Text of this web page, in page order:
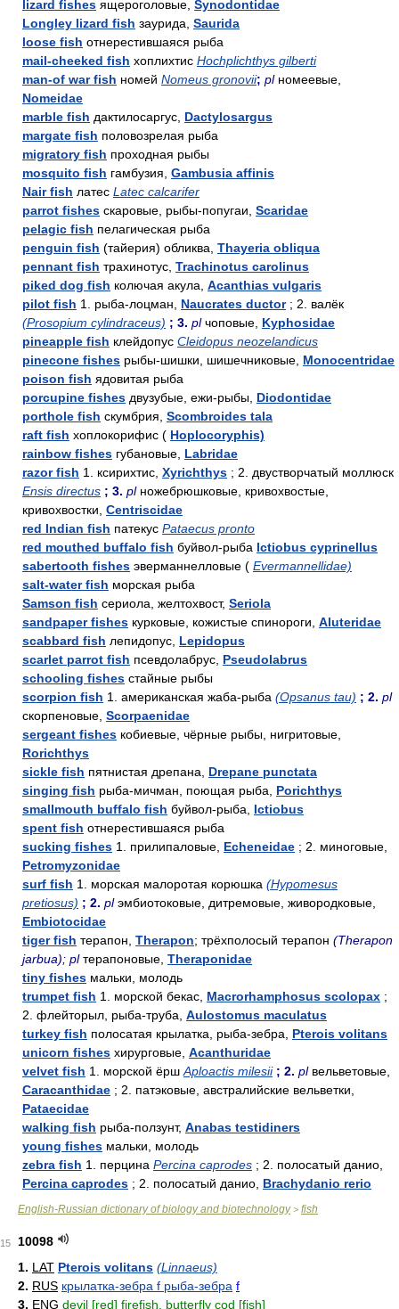
lizard fishes ящероголовые, Synodontidae
Longley lizard fish заурида, Saurida
loose fish отнерестившаяся рыба
mail-cheeked fish хоплихтис Hochplichthys gilberti
man-of war fish номей Nomeus gronovii; pl номеевые,
Nomeidae
marble fish дактилосаргус, Dactylosargus
margate fish половозрелая рыба
migratory fish проходная рыбы
mosquito fish гамбузия, Gambusia affinis
Nair fish латес Latec calcarifer
parrot fishes скаровые, рыбы-попугаи, Scaridae
pelagic fish пелагическая рыба
penguin fish (тайерия) обликва, Thayeria obliqua
pennant fish трахинотус, Trachinotus carolinus
piked dog fish колючая акула, Acanthias vulgaris
pilot fish 1. рыба-лоцман, Naucrates ductor ; 2. валёк
(Prosopium cylindraceus) ; 3. pl чоповые, Kyphosidae
pineapple fish клейдопус Cleidopus neozelandicus
pinecone fishes рыбы-шишки, шишечниковые, Monocentridae
poison fish ядовитая рыба
porcupine fishes двузубые, ежи-рыбы, Diodontidae
porthole fish скумбрия, Scombroides tala
raft fish хоплокорифис ( Hoplocoryphis)
rainbow fishes губановые, Labridae
razor fish 1. ксирихтис, Xyrichthys ; 2. двустворчатый моллюск
Ensis directus ; 3. pl ножебрюшковые, кривохвостые,
кривохвостки, Centriscidae
red Indian fish патекус Pataecus pronto
red mouthed buffalo fish буйвол-рыба Ictiobus cyprinellus
sabertooth fishes эверманнелловые ( Evermannellidae)
salt-water fish морская рыба
Samson fish сериола, желтохвост, Seriola
sandpaper fishes курковые, кожистые спинороги, Aluteridae
scabbard fish лепидопус, Lepidopus
scarlet parrot fish псевдолабрус, Pseudolabrus
schooling fishes стайные рыбы
scorpion fish 1. американская жаба-рыба (Opsanus tau) ; 2. pl
скорпеновые, Scorpaenidae
sergeant fishes кобиевые, чёрные рыбы, нигритовые,
Rorichthys
sickle fish пятнистая дрепана, Drepane punctata
singing fish рыба-мичман, поющая рыба, Porichthys
smallmouth buffalo fish буйвол-рыба, Ictiobus
spent fish отнерестившаяся рыба
sucking fishes 1. прилипаловые, Echeneidae ; 2. миноговые,
Petromyzonidae
surf fish 1. морская малоротая корюшка (Hypomesus
pretiosus) ; 2. pl эмбиотоковые, дитремовые, живородковые,
Embiotocidae
tiger fish терапон, Therapon; трёхполосый терапон (Therapon
jarbua); pl терапоновые, Theraponidae
tiny fishes мальки, молодь
trumpet fish 1. морской бекас, Macrorhamphosus scolopax ;
2. флейторыл, рыба-труба, Aulostomus maculatus
turkey fish полосатая крылатка, рыба-зебра, Pterois volitans
unicorn fishes хирурговые, Acanthuridae
velvet fish 1. морской ёрш Aploactis milesii ; 2. pl вельветовые,
Caracanthidae ; 2. патэковые, австралийские вельветки,
Pataecidae
walking fish рыба-ползунт, Anabas testidiners
young fishes мальки, молодь
zebra fish 1. перцина Percina caprodes ; 2. полосатый данио,
Percina caprodes ; 2. полосатый данио, Brachydanio rerio
English-Russian dictionary of biology and biotechnology> fish
15
10098
1. LAT Pterois volitans (Linnaeus)
2. RUS крылатка-зебра f рыба-зебра f
3. ENG devil [red] firefish, butterfly cod [fish]